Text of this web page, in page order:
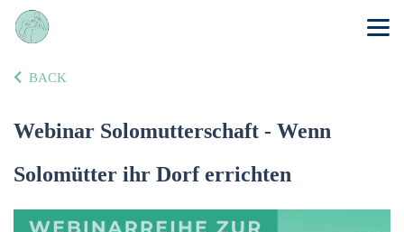
BACK
Webinar Solomutterschaft - Wenn
Solomütter ihr Dorf errichten